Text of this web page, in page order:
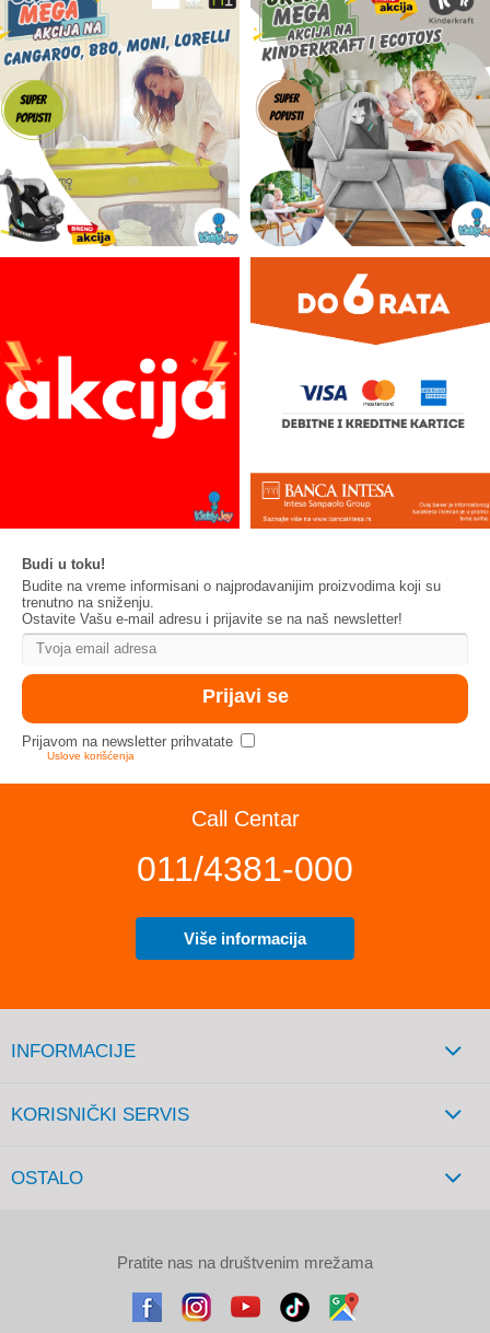
Budi u toku!
Budite na vreme informisani o najprodavanijim proizvodima koji su
trenutno na sniženju.
Ostavite Vašu e-mail adresu i prijavite se na naš newsletter!
Prijavom na newsletter prihvatate
Uslove korišćenja
Call Centar
011/4381-000
Više informacija
INFORMACIJE
KORISNIČKI SERVIS
OSTALO
Pratite nas na društvenim mrežama